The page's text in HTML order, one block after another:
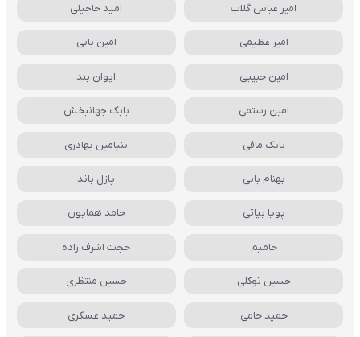
امیر عباس گلاب امید حاجیلی
امیر عظیمی امین بانی
امین حبیبی ایوان بند
امین رستمی بابک جهانبخش
بابک مافی بنیامین بهادری
بهنام بانی پازل باند
پویا بیاتی حامد همایون
حامیم حجت اشرف زاده
حسین توکلی حسین منتظری
حمید حامی حمید عسکری